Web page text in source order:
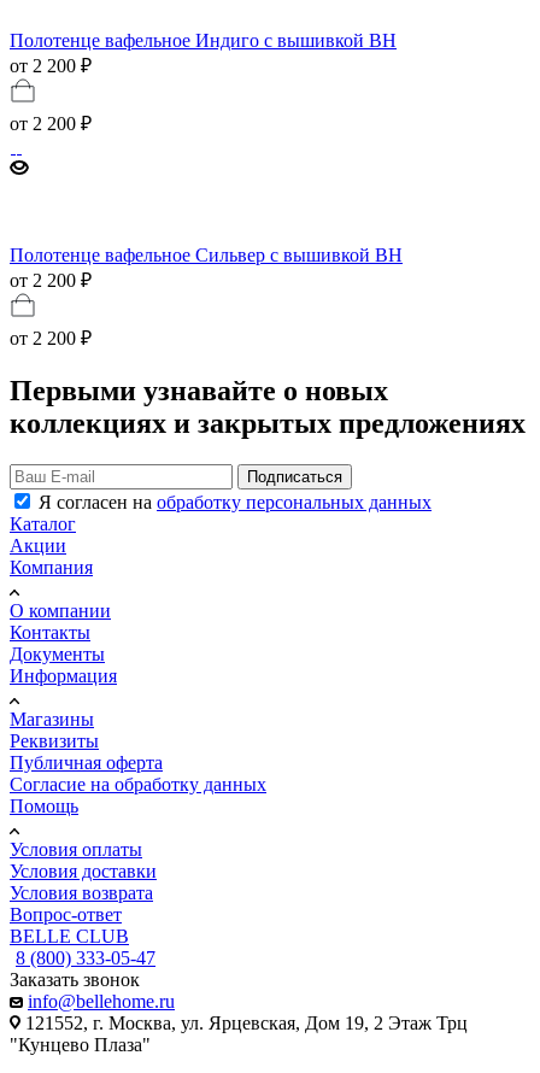
Полотенце вафельное Индиго с вышивкой BH
от 2 200 ₽
от 2 200 ₽
Полотенце вафельное Сильвер с вышивкой BH
от 2 200 ₽
от 2 200 ₽
Первыми узнавайте о новых
коллекциях и закрытых предложениях
Подписаться
Я согласен на обработку персональных данных
Каталог
Акции
Компания
О компании
Контакты
Документы
Информация
Магазины
Реквизиты
Публичная оферта
Согласие на обработку данных
Помощь
Условия оплаты
Условия доставки
Условия возврата
Вопрос-ответ
BELLE CLUB
8 (800) 333-05-47
Заказать звонок
info@bellehome.ru
121552, г. Москва, ул. Ярцевская, Дом 19, 2 Этаж Трц
"Кунцево Плаза"